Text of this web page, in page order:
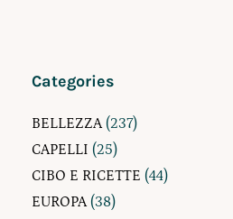
Categories
BELLEZZA(237)
CAPELLI (25)
CIBO E RICETTE (44)
EUROPA(38)